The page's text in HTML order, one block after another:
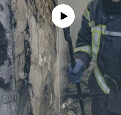
No media source currently